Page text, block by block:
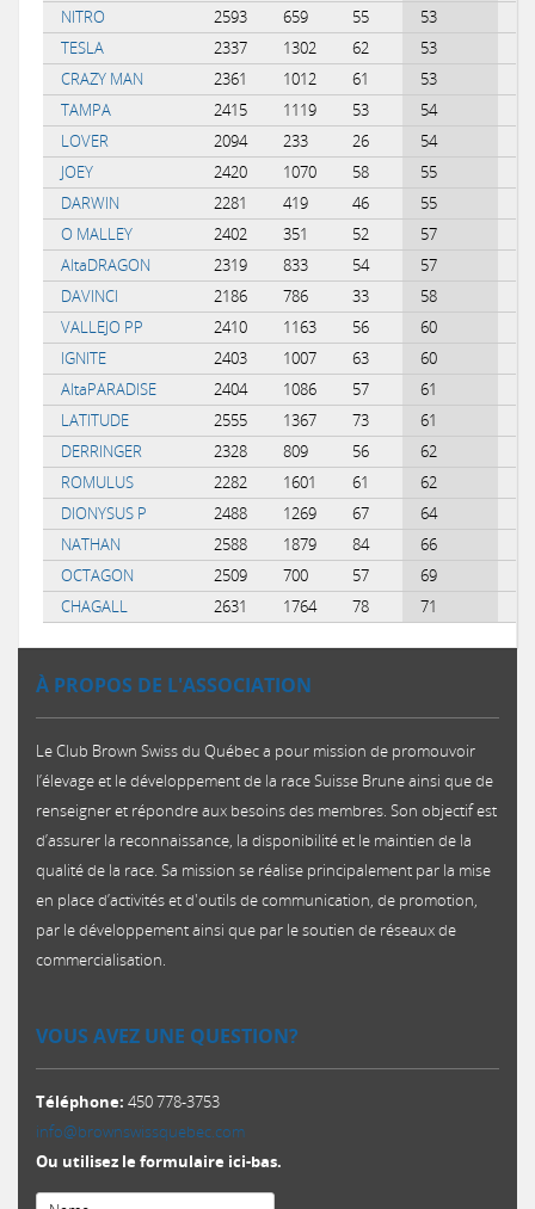
NITRO
2593 659 55 53
TESLA
2337 1302 62 53
CRAZY MAN
2361 1012 61 53
TAMPA
2415 1119 53 54
LOVER
2094 233 26 54
JOEY
2420 1070 58 55
DARWIN
2281 419 46 55
O MALLEY
2402 351 52 57
AltaDRAGON
2319 833 54 57
DAVINCI
2186 786 33 58
VALLEJO PP
2410 1163 56 60
IGNITE
2403 1007 63 60
AltaPARADISE
2404 1086 57 61
LATITUDE
2555 1367 73 61
DERRINGER
2328 809 56 62
ROMULUS
2282 1601 61 62
DIONYSUS P
2488 1269 67 64
NATHAN
2588 1879 84 66
OCTAGON
2509 700 57 69
CHAGALL
2631 1764 78 71
À PROPOS DE L'ASSOCIATION
Le Club Brown Swiss du Québec a pour mission de promouvoir
l’élevage et le développement de la race Suisse Brune ainsi que de
renseigner et répondre aux besoins des membres. Son objectif est
d’assurer la reconnaissance, la disponibilité et le maintien de la
qualité de la race. Sa mission se réalise principalement par la mise
en place d’activités et d'outils de communication, de promotion,
par le développement ainsi que par le soutien de réseaux de
commercialisation.​
VOUS AVEZ UNE QUESTION?
Téléphone: 450 778-3753
info@brownswissquebec.com
Ou utilisez le formulaire ici-bas.